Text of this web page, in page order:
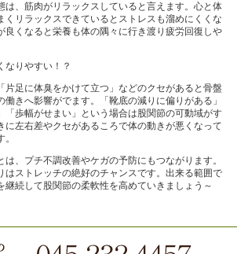
は、筋肉がリラックスしていると言えます。心と体
くリラックスできているとストレスも溜めにくくな
良くなると栄養も体の隅々に行き渡り疲労回復しや
りやすい！？
片足に体臭をかけて立つ」などのクセがあると骨盤
きへ影響がでます。「靴底の減りに偏りがある」
「歩幅がせまい」という場合は股関節の可動域がす
に左右差やクセがあるころで体の動きが悪くなって
、プチ不調改善やケガの予防にもつながります。
はストレッチの絶好のチャンスです。出来る範囲で
継続して股関節の柔軟性を高めていきましょう～